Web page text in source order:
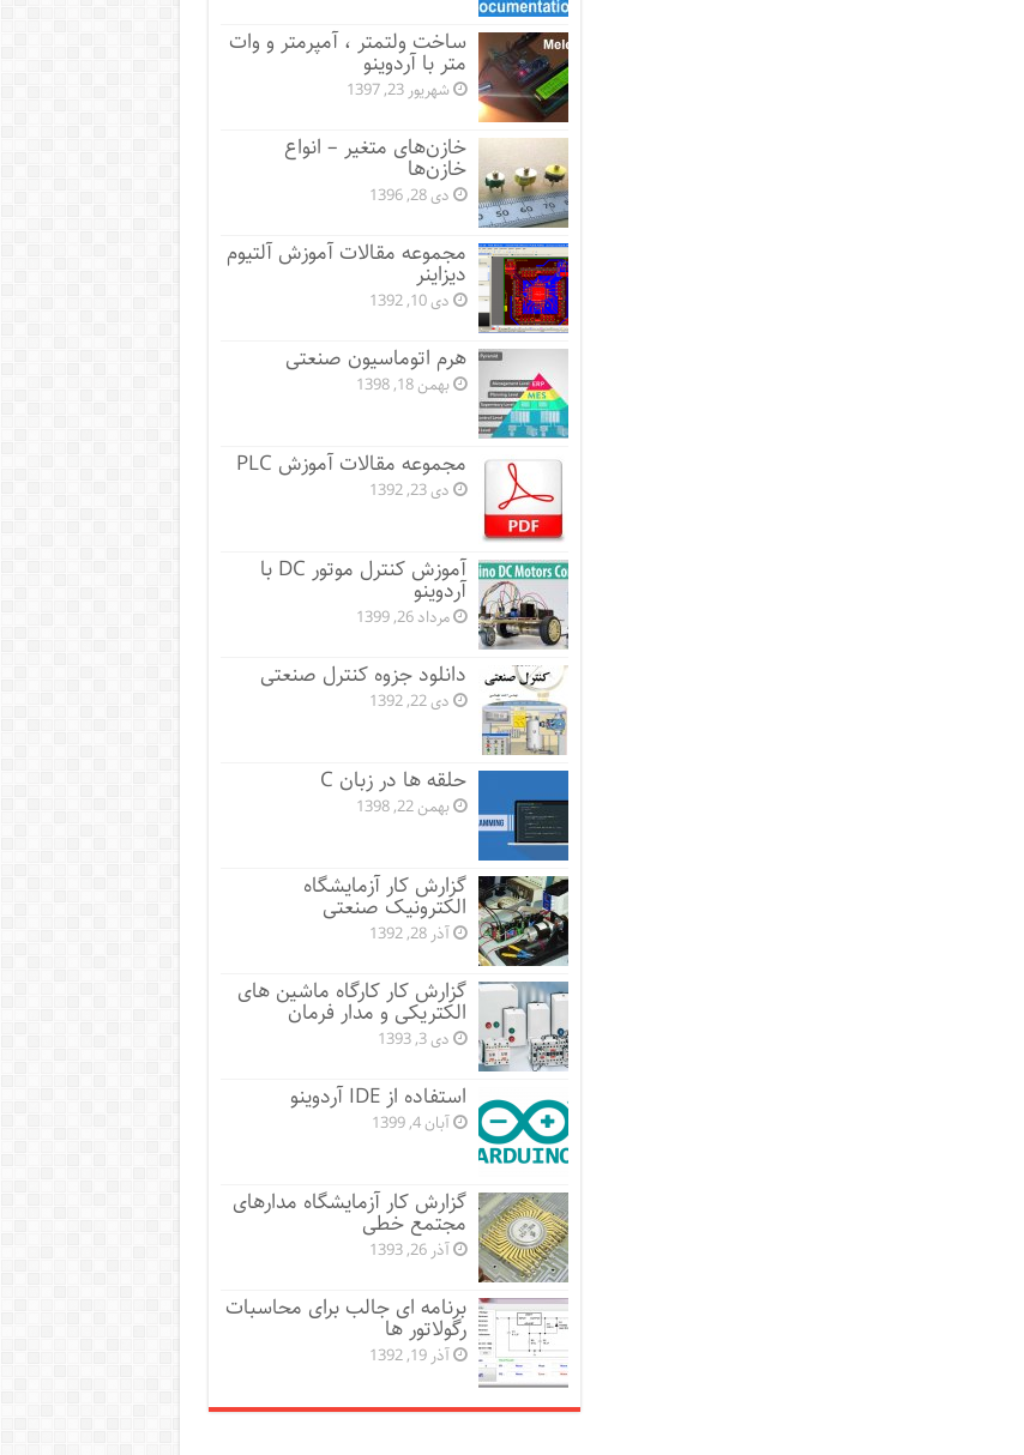
ساخت ولتمتر ، آمپرمتر و وات
متر با آردوینو
شهریور 23, 1397
خازن‌های متغیر – انواع
خازن‌ها
دی 28, 1396
مجموعه مقالات آموزش آلتیوم
دیزاینر
دی 10, 1392
هرم اتوماسیون صنعتی
بهمن 18, 1398
مجموعه مقالات آموزش PLC
دی 23, 1392
آموزش کنترل موتور DC با
آردوینو
مرداد 26, 1399
دانلود جزوه کنترل صنعتی
دی 22, 1392
حلقه ها در زبان C
بهمن 22, 1398
گزارش کار آزمایشگاه
الکترونیک صنعتی
آذر 28, 1392
گزارش کار کارگاه ماشین های
الکتریکی و مدار فرمان
دی 3, 1393
استفاده از IDE آردوینو
آبان 4, 1399
گزارش کار آزمایشگاه مدارهای
مجتمع خطی
آذر 26, 1393
برنامه ای جالب برای محاسبات
رگولاتور ها
آذر 19, 1392